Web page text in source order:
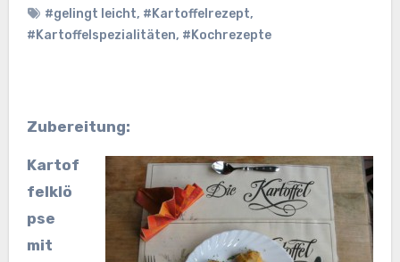
#gelingt leicht, #Kartoffelrezept,
#Kartoffelspezialitäten, #Kochrezepte
Zubereitung:
Kartof
felklö
pse
mit